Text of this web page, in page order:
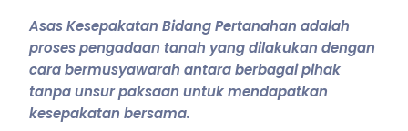
Asas Kesepakatan Bidang Pertanahan adalah
proses pengadaan tanah yang dilakukan dengan
cara bermusyawarah antara berbagai pihak
tanpa unsur paksaan untuk mendapatkan
kesepakatan bersama.